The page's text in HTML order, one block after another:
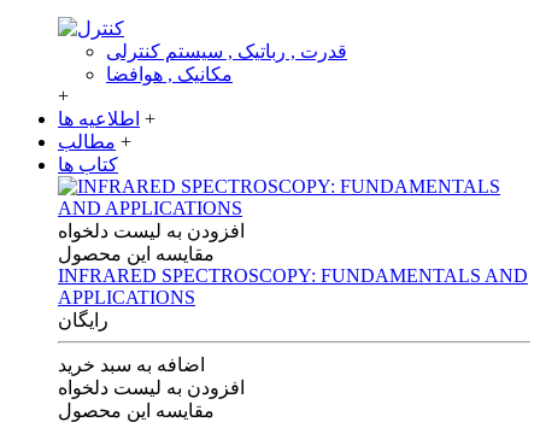
قدرت , رباتیک , سیستم کنترلی
مکانیک , هوافضا
+
اطلاعیه ها +
مطالب +
کتاب ها
افزودن به لیست دلخواه
مقایسه این محصول
INFRARED SPECTROSCOPY: FUNDAMENTALS AND
APPLICATIONS
رایگان
اضافه به سبد خرید
افزودن به لیست دلخواه
مقایسه این محصول